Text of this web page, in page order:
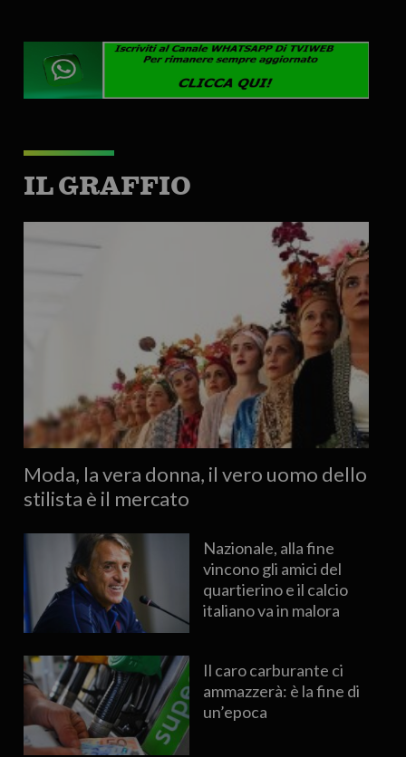
IL GRAFFIO
Moda, la vera donna, il vero uomo dello
stilista è il mercato
Nazionale, alla fine
vincono gli amici del
quartierino e il calcio
italiano va in malora
Il caro carburante ci
ammazzerà: è la fine di
un’epoca